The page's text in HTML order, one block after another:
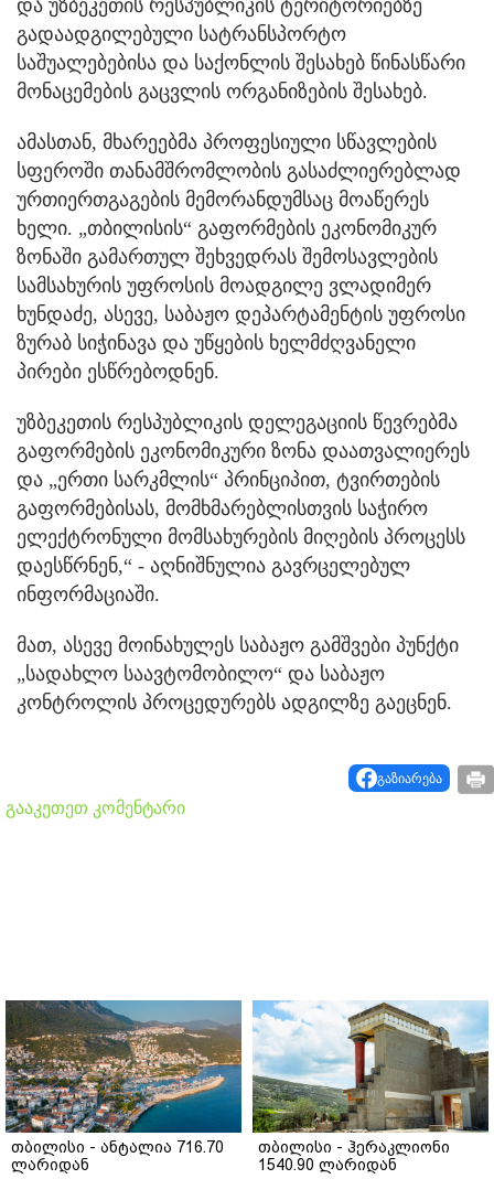
და უზბეკეთის რესპუბლიკის ტერიტორიებზე
გადაადგილებული სატრანსპორტო
საშუალებებისა და საქონლის შესახებ წინასწარი
მონაცემების გაცვლის ორგანიზების შესახებ.
ამასთან, მხარეებმა პროფესიული სწავლების
სფეროში თანამშრომლობის გასაძლიერებლად
ურთიერთგაგების მემორანდუმსაც მოაწერეს
ხელი. „თბილისის“ გაფორმების ეკონომიკურ
ზონაში გამართულ შეხვედრას შემოსავლების
სამსახურის უფროსის მოადგილე ვლადიმერ
ხუნდაძე, ასევე, საბაჟო დეპარტამენტის უფროსი
ზურაბ სიჭინავა და უწყების ხელმძღვანელი
პირები ესწრებოდნენ.
უზბეკეთის რესპუბლიკის დელეგაციის წევრებმა
გაფორმების ეკონომიკური ზონა დაათვალიერეს
და „ერთი სარკმლის“ პრინციპით, ტვირთების
გაფორმებისას, მომხმარებლისთვის საჭირო
ელექტრონული მომსახურების მიღების პროცესს
დაესწრნენ,“ - აღნიშნულია გავრცელებულ
ინფორმაციაში.
მათ, ასევე მოინახულეს საბაჟო გამშვები პუნქტი
„სადახლო საავტომობილო“ და საბაჟო
კონტროლის პროცედურებს ადგილზე გაეცნენ.
გაზიარება
გააკეთეთ კომენტარი
თბილისი - ანტალია 716.70
ლარიდან
თბილისი - ჰერაკლიონი
1540.90 ლარიდან